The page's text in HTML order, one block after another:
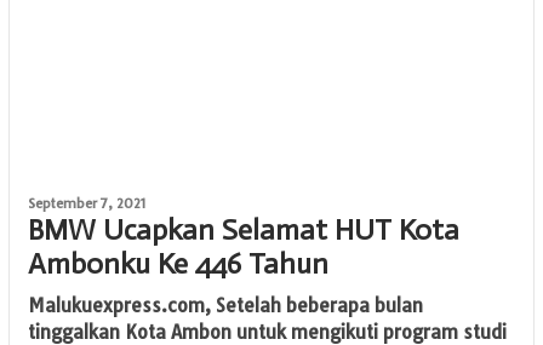
September 7, 2021
BMW Ucapkan Selamat HUT Kota
Ambonku Ke 446 Tahun
Malukuexpress.com, Setelah beberapa bulan
tinggalkan Kota Ambon untuk mengikuti program studi